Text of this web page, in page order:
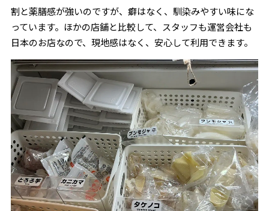
割と薬膳感が強いのですが、癖はなく、馴染みやすい味にな
っています。ほかの店舗と比較して、スタッフも運営会社も
日本のお店なので、現地感はなく、安心して利用できます。